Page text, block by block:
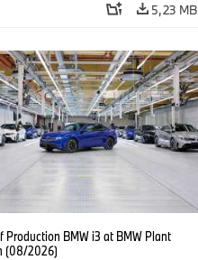
5,23 MB
Production BMW i3 at BMW Plant
(08/2026)